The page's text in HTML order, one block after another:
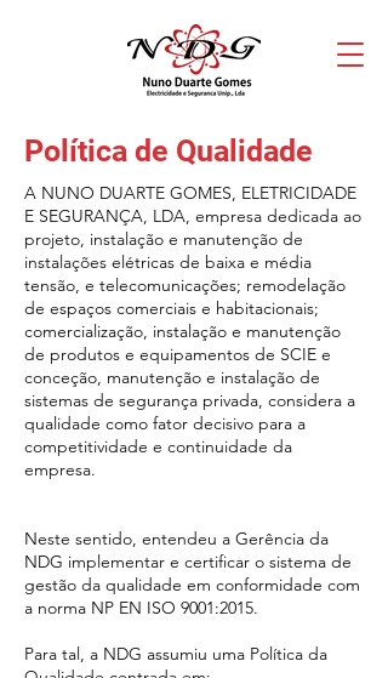
Política de Qualidade
A NUNO DUARTE GOMES, ELETRICIDADE
E SEGURANÇA, LDA, empresa dedicada ao
projeto, instalação e manutenção de
instalações elétricas de baixa e média
tensão, e telecomunicações; remodelação
de espaços comerciais e habitacionais;
comercialização, instalação e manutenção
de produtos e equipamentos de SCIE e
conceção, manutenção e instalação de
sistemas de segurança privada, considera a
qualidade como fator decisivo para a
competitividade e continuidade da
empresa.
Neste sentido, entendeu a Gerência da
NDG implementar e certificar o sistema de
gestão da qualidade em conformidade com
a norma NP EN ISO 9001:2015.
Para tal, a NDG assumiu uma Política da